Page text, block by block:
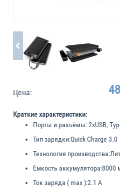
Цена:
Краткие характеристики:
Порты и разъёмы:2xUSB,
Тип зарядки:Quick Charge 3.0
Технология производства:
Емкость аккумулятора:8000
Ток заряда ( max ):2.1 А